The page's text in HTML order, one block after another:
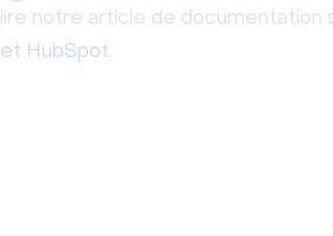
lire notre article de documentation
et HubSpot.